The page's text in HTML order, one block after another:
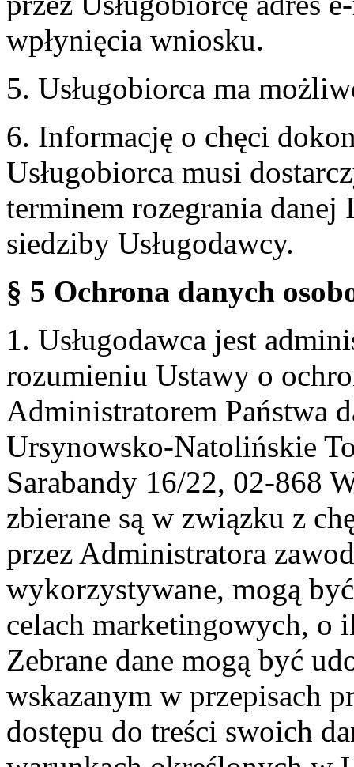
wpłynięcia wniosku.
5. Usługobiorca ma
6. Informację o chęci
Usługobiorca musi
terminem rozegrania
siedziby Usługodawcy.
§ 5 Ochrona danych
1. Usługodawca jest
rozumieniu Ustawy o
Administratorem Państwa
Ursynowsko-Natolińskie
Sarabandy 16/22, 02-868
zbierane są w związku z
przez Administratora
wykorzystywane, mogą
celach marketingowych, o
Zebrane dane mogą być
wskazanym w przepisach
dostępu do treści swoich